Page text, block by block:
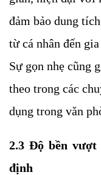
đảm bảo dung
từ cá nhân đến
Sự gọn nhẹ cũng
theo trong các
dụng trong văn
2.3 Độ bền
định